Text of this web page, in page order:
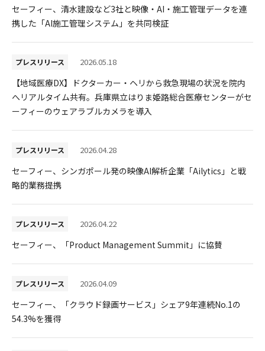
セーフィー、清水建設など3社と映像・AI・施工管理データを連
携した「AI施工管理システム」を共同検証
プレスリリース 2026.05.18
【地域医療DX】ドクターカー・ヘリから救急現場の状況を院内
へリアルタイム共有。兵庫県立はりま姫路総合医療センターがセ
ーフィーのウェアラブルカメラを導入
プレスリリース 2026.04.28
セーフィー、シンガポール発の映像AI解析企業「Ailytics」と戦
略的業務提携
プレスリリース 2026.04.22
セーフィー、「Product Management Summit」に協賛
プレスリリース 2026.04.09
セーフィー、「クラウド録画サービス」シェア9年連続No.1の
54.3%を獲得